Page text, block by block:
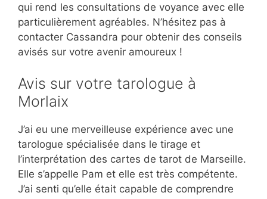
qui rend les consultations de voyance avec elle
particulièrement agréables. N’hésitez pas à
contacter Cassandra pour obtenir des conseils
avisés sur votre avenir amoureux !
Avis sur votre tarologue à
Morlaix
J’ai eu une merveilleuse expérience avec une
tarologue spécialisée dans le tirage et
l’interprétation des cartes de tarot de Marseille.
Elle s’appelle Pam et elle est très compétente.
J’ai senti qu’elle était capable de comprendre